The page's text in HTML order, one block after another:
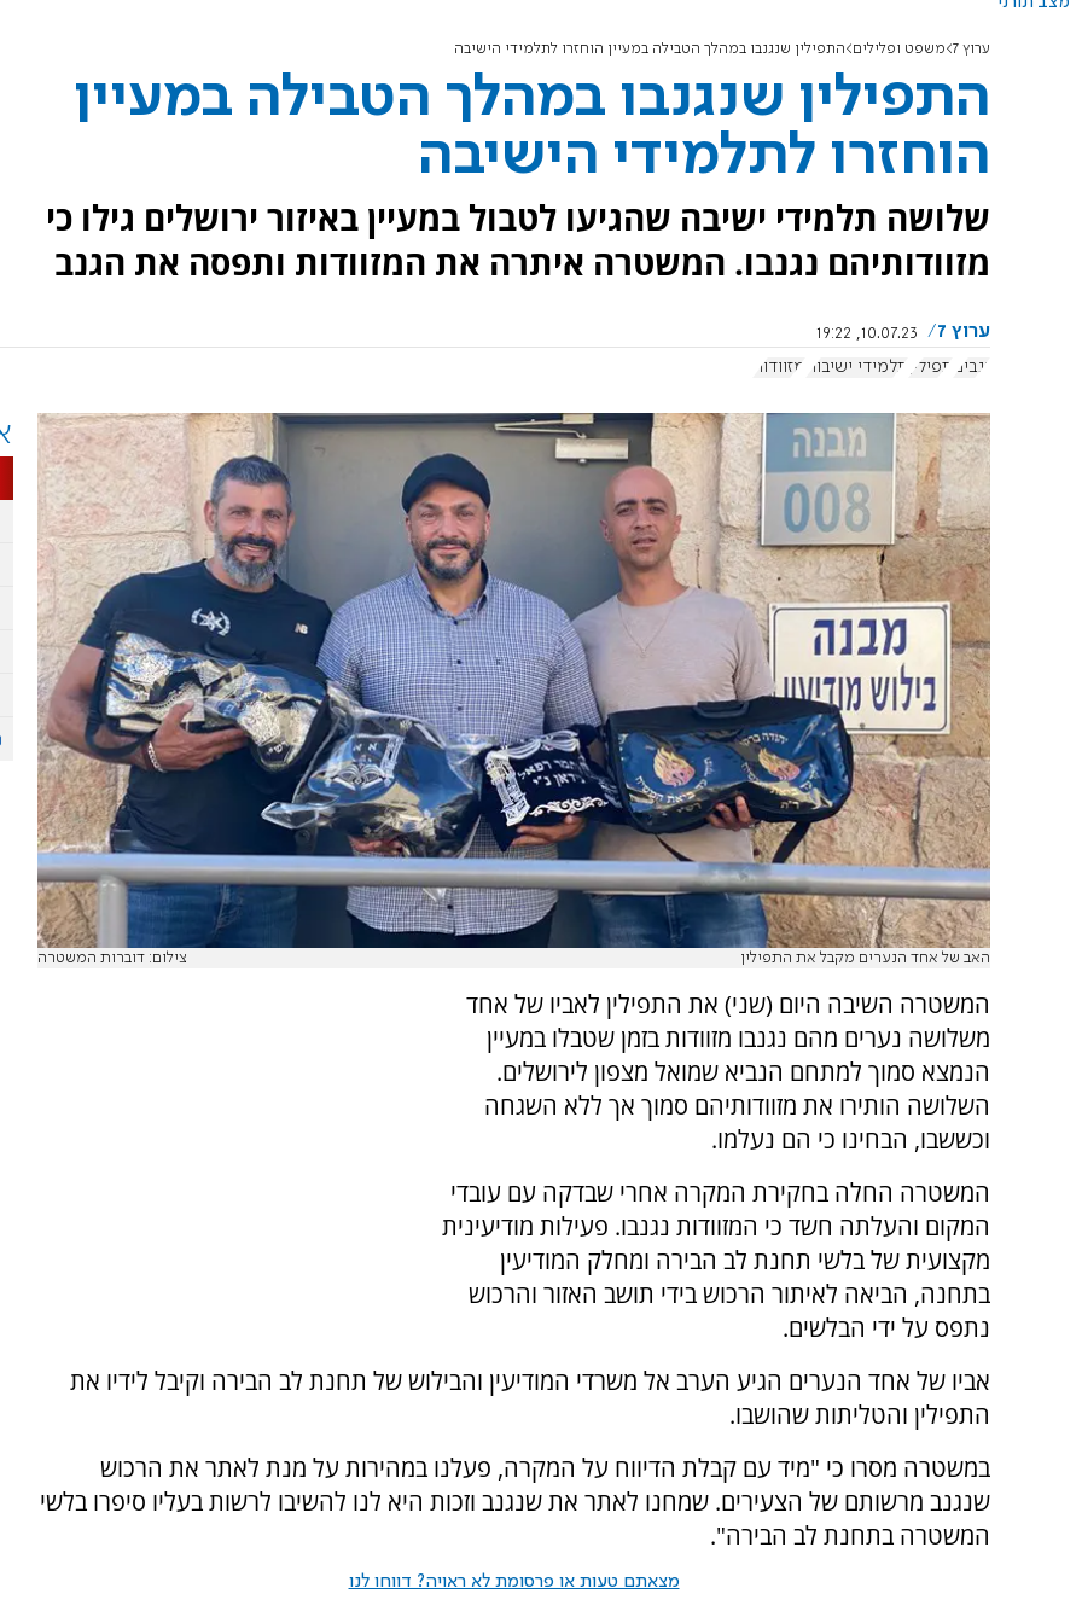
ערוץ 7 משפט ופלילים התפילין שנגנבו במהלך הטבילה במעיין הוחזרו לתלמידי הישיבה
התפילין שנגנבו במהלך הטבילה במעיין
הוחזרו לתלמידי הישיבה
שלושה תלמידי ישיבה שהגיעו לטבול במעיין באיזור ירושלים גילו כי
מזוודותיהם נגנבו. המשטרה איתרה את המזוודות ותפסה את הגנב
ערוץ 7
10.07.23, 19:22
גנבים תפילין תלמידי ישיבות מזוודות
האב של אחד הנערים מקבל את התפילין צילום: דוברות המשטרה
המשטרה השיבה היום (שני) את התפילין לאביו של אחד
משלושה נערים מהם נגנבו מזוודות בזמן שטבלו במעיין
הנמצא סמוך למתחם הנביא שמואל מצפון לירושלים.
השלושה הותירו את מזוודותיהם סמוך אך ללא השגחה
וכששבו, הבחינו כי הם נעלמו.
המשטרה החלה בחקירת המקרה אחרי שבדקה עם עובדי
המקום והעלתה חשד כי המזוודות נגנבו. פעילות מודיעינית
מקצועית של בלשי תחנת לב הבירה ומחלק המודיעין
בתחנה, הביאה לאיתור הרכוש בידי תושב האזור והרכוש
נתפס על ידי הבלשים.
אביו של אחד הנערים הגיע הערב אל משרדי המודיעין והבילוש של תחנת לב הבירה וקיבל לידיו את
התפילין והטליתות שהושבו.
במשטרה מסרו כי "מיד עם קבלת הדיווח על המקרה, פעלנו במהירות על מנת לאתר את הרכוש
שנגנב מרשותם של הצעירים. שמחנו לאתר את שנגנב וזכות היא לנו להשיבו לרשות בעליו סיפרו בלשי
המשטרה בתחנת לב הבירה".
מצאתם טעות או פרסומת לא ראויה? דווחו לנו